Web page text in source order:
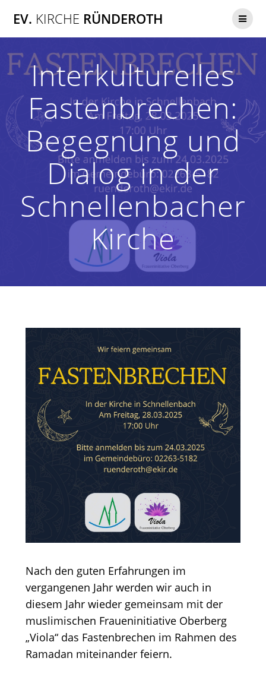
Inhalt
EV. KIRCHE RÜNDEROTH
Interkulturelles
Fastenbrechen:
Begegnung und
Dialog in der
Schnellenbacher
Kirche
Nach den guten Erfahrungen im
vergangenen Jahr werden wir auch in
diesem Jahr wieder gemeinsam mit der
muslimischen Fraueninitiative Oberberg
„Viola“ das Fastenbrechen im Rahmen des
Ramadan miteinander feiern.